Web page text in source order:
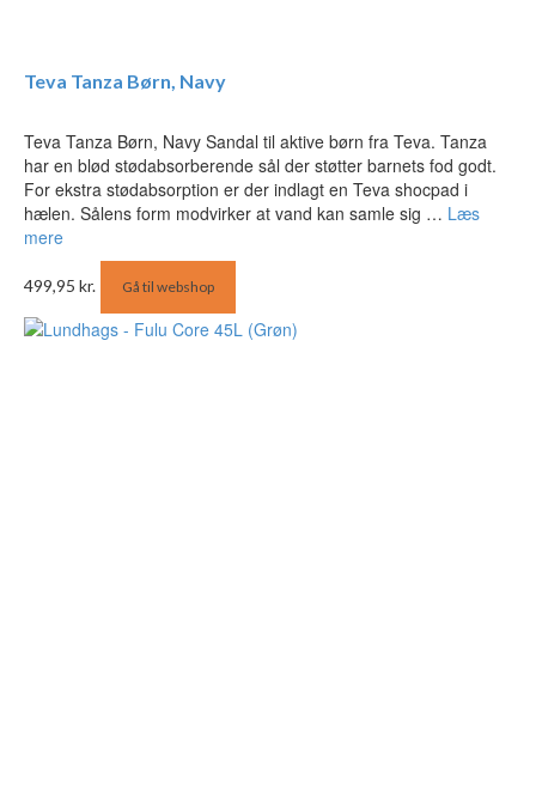
Teva Tanza Børn, Navy
Teva Tanza Børn, Navy Sandal til aktive børn fra Teva. Tanza
har en blød stødabsorberende sål der støtter barnets fod godt.
For ekstra stødabsorption er der indlagt en Teva shocpad i
hælen. Sålens form modvirker at vand kan samle sig … Læs
mere
499,95 kr. Gå til webshop